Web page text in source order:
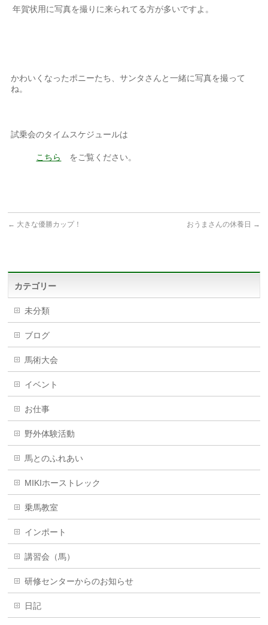
年賀状用に写真を撮りに来られてる方が多いですよ。
かわいくなったポニーたち、サンタさんと一緒に写真を撮って
ね。
試乗会のタイムスケジュールは
こちら をご覧ください。
← 大きな優勝カップ！ おうまさんの休養日 →
カテゴリー
未分類
ブログ
馬術大会
イベント
お仕事
野外体験活動
馬とのふれあい
MIKIホーストレック
乗馬教室
インポート
講習会（馬）
研修センターからのお知らせ
日記